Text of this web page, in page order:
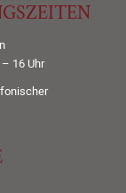
16 Uhr